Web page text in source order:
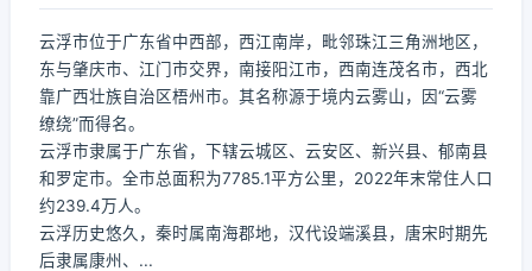
云浮市位于广东省中西部，西江南岸，毗邻珠江三角洲地区，
东与肇庆市、江门市交界，南接阳江市，西南连茂名市，西北
靠广西壮族自治区梧州市。其名称源于境内云雾山，因“云雾
缭绕”而得名。
云浮市隶属于广东省，下辖云城区、云安区、新兴县、郁南县
和罗定市。全市总面积为7785.1平方公里，2022年末常住人口
约239.4万人。
云浮历史悠久，秦时属南海郡地，汉代设端溪县，唐宋时期先
后隶属康州、...